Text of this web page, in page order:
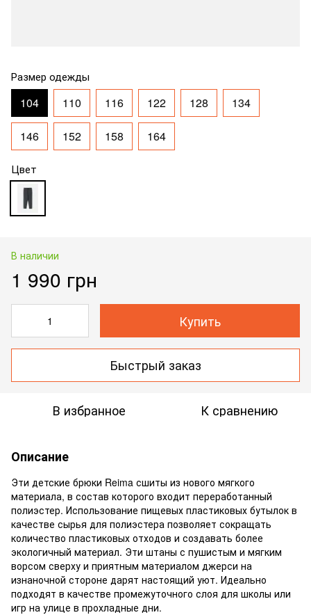
Размер одежды
104 110 116 122 128 134
146 152 158 164
Цвет
В наличии
1 990 грн
Купить
Быстрый заказ
В избранное К сравнению
Описание
Эти детские брюки Reima сшиты из нового мягкого
материала, в состав которого входит переработанный
полиэстер. Использование пищевых пластиковых бутылок в
качестве сырья для полиэстера позволяет сокращать
количество пластиковых отходов и создавать более
экологичный материал. Эти штаны с пушистым и мягким
ворсом сверху и приятным материалом джерси на
изнаночной стороне дарят настоящий уют. Идеально
подходят в качестве промежуточного слоя для школы или
игр на улице в прохладные дни.